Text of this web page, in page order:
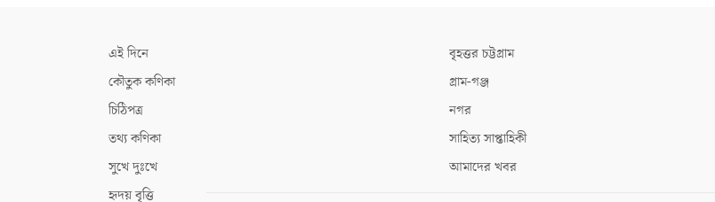
এই দিনে
কৌতুক কণিকা
চিঠিপত্র
তথ্য কণিকা
সুখে দুঃখে
হৃদয় বৃত্তি
বৃহত্তর চট্টগ্রাম
গ্রাম-গঞ্জ
নগর
সাহিত্য সাপ্তাহিকী
আমাদের খবর